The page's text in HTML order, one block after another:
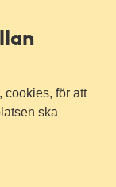
cookies, för att
ska